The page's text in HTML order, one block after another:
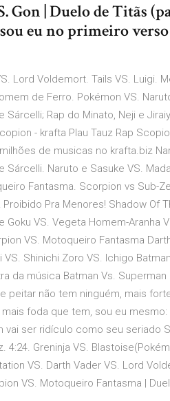
Gon | Duelo de Titãs
eu no primeiro
Lord Voldemort. Tails VS. Luigi.
de Ferro. Pokémon VS.
Rap do Minato, Neji e
- krafta Plau Tauz Rap
de musicas no krafta.biz
Naruto e Sasuke VS.
Fantasma. Scorpion vs Sub-
Pra Menores! Shadow Of
VS. Vegeta Homem-Aranha
VS. Motoqueiro Fantasma
Shinichi Zoro VS. Ichigo
da música Batman Vs.
peitar não tem ninguém, mais
foda que tem, sou eu mesmo:
ser ridículo como seu seriado
Greninja VS.
VS. Darth Vader VS. Lord
VS. Motoqueiro Fantasma |